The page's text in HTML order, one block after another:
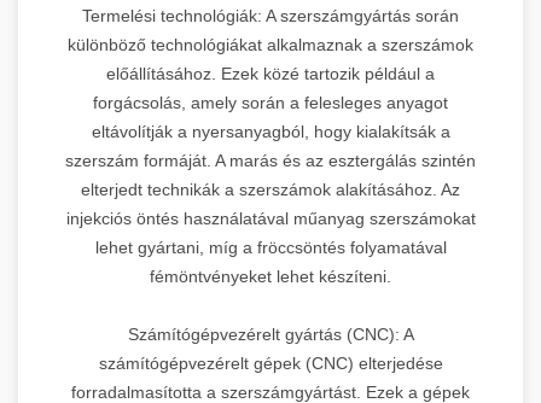
Termelési technológiák: A szerszámgyártás során
különböző technológiákat alkalmaznak a szerszámok
előállításához. Ezek közé tartozik például a
forgácsolás, amely során a felesleges anyagot
eltávolítják a nyersanyagból, hogy kialakítsák a
szerszám formáját. A marás és az esztergálás szintén
elterjedt technikák a szerszámok alakításához. Az
injekciós öntés használatával műanyag szerszámokat
lehet gyártani, míg a fröccsöntés folyamatával
fémöntvényeket lehet készíteni.
Számítógépvezérelt gyártás (CNC): A
számítógépvezérelt gépek (CNC) elterjedése
forradalmasította a szerszámgyártást. Ezek a gépek